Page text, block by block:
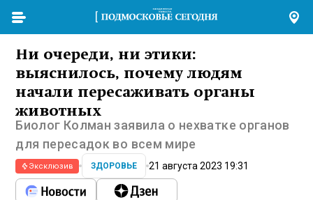
Ни очереди, ни этики:
выяснилось, почему людям
начали пересаживать органы
животных
Биолог Колман заявила о нехватке органов
для пересадок во всем мире
Эксклюзив ЗДОРОВЬЕ 21 августа 2023 19:31